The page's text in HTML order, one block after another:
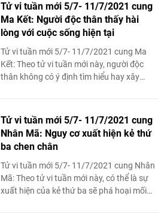
Tử vi tuần mới 5/7- 11/7/2021 cung
Ma Kết: Người độc thân thấy hài
lòng với cuộc sống hiện tại
Tử vi tuần mới 5/7- 11/7/2021 cung Ma
Kết: Theo tử vi tuần mới này, người độc
thân không có ý định tìm hiểu hay xây
Tử vi tuần mới 5/7- 11/7/2021 cung
Nhân Mã: Nguy cơ xuất hiện kẻ thứ
ba chen chân
Tử vi tuần mới 5/7- 11/7/2021 cung Nhân
Mã: Theo tử vi tuần mới này, có thể là sự
xuất hiện của kẻ thứ ba sẽ phá hoại mối